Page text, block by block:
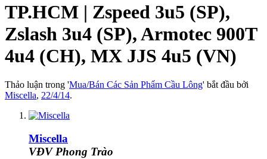
TP.HCM | Zspeed 3u5 (SP),
Zslash 3u4 (SP), Armotec 900T
4u4 (CH), MX JJS 4u5 (VN)
Thảo luận trong 'Mua/Bán Các Sản Phẩm Cầu Lông' bắt đầu bởi
Miscella, 22/4/14.
Miscella
VĐV Phong Trào